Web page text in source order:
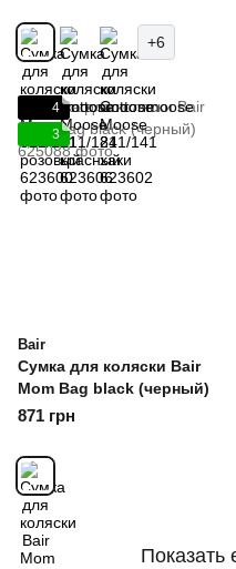
+6
4
3
Bair
Сумка для коляски Bair
Mom Bag black (черный)
871 грн
Показать